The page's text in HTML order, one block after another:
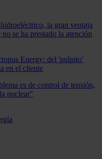
la gran ventaja
se ha prestado la atención
Energy: del 'pulpito'
en el cliente
es de control de tensión,
nuclear"